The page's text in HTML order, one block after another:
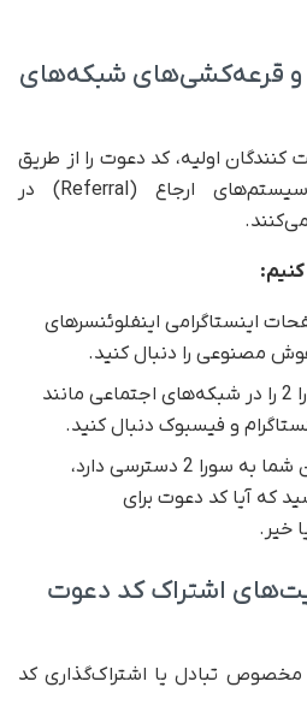
و قرعه‌کشی‌های شبکه‌های
کنندگان اولیه، کد دعوت را از طریق
گیووی (Giveaway) یا سیستم‌های ارجاع (Referral) در
اینستاگرامی اینفلوئنسرهای
مصنوعی را دنبال کنید.
صفحات رسمی سورا 2 را در شبکه‌های اجتماعی مانند
و فیسبوک دنبال کنید.
اگر کسی از اطرافیان شما به سورا 2 دسترسی دارد،
که آیا کد دعوت برای
خیر.
اشتراک کد دعوت
تبادل یا اشتراک‌گذاری کد